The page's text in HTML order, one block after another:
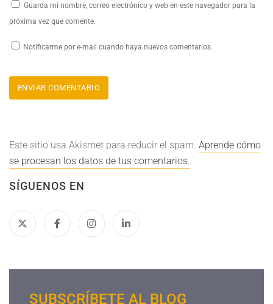
Guarda mi nombre, correo electrónico y web en este navegador para la
próxima vez que comente.
Notificarme por e-mail cuando haya nuevos comentarios.
Este sitio usa Akismet para reducir el spam. Aprende cómo
se procesan los datos de tus comentarios.
SÍGUENOS EN
SUBSCRÍBETE AL BLOG